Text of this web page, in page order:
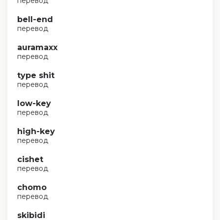
bell-end
перевод
auramaxx
перевод
type shit
перевод
low-key
перевод
high-key
перевод
cishet
перевод
chomo
перевод
skibidi